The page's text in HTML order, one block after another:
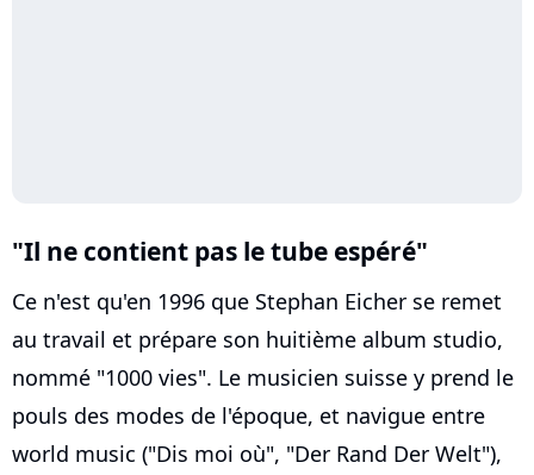
"Il ne contient pas le tube espéré"
Ce n'est qu'en 1996 que Stephan Eicher se remet
au travail et prépare son huitième album studio,
nommé "1000 vies". Le musicien suisse y prend le
pouls des modes de l'époque, et navigue entre
world music ("Dis moi où", "Der Rand Der Welt"),